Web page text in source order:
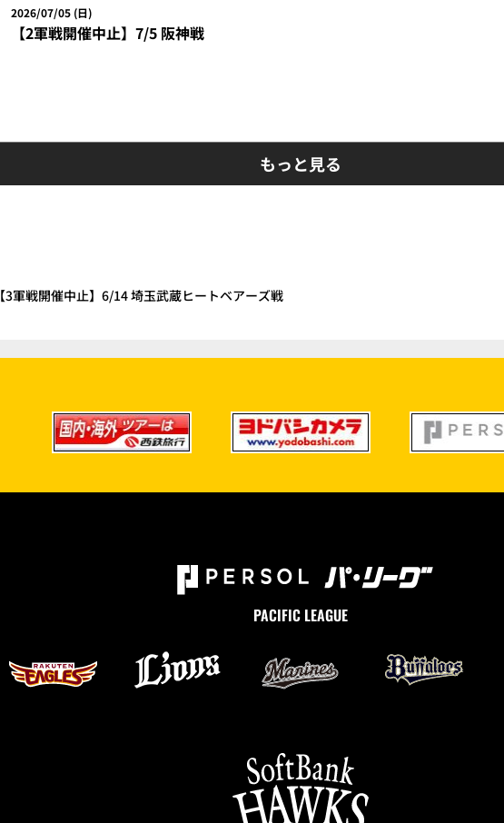
2026/07/05 (日)
【2軍戦開催中止】7/5 阪神戦
もっと見る
【3軍戦開催中止】6/14 埼玉武蔵ヒートベアーズ戦
PACIFIC LEAGUE